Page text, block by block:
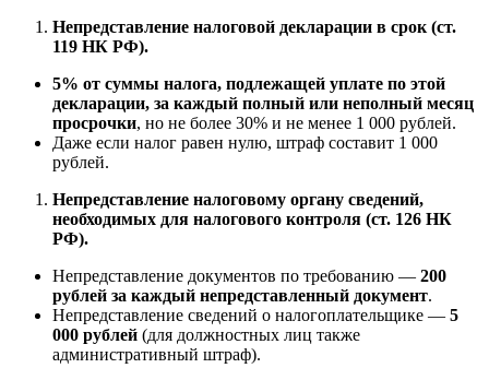
Непредставление налоговой декларации в срок (ст.
119 НК РФ).
5% от суммы налога, подлежащей уплате по этой
декларации, за каждый полный или неполный месяц
просрочки, но не более 30% и не менее 1 000 рублей.
Даже если налог равен нулю, штраф составит 1 000
рублей.
Непредставление налоговому органу сведений,
необходимых для налогового контроля (ст. 126 НК
РФ).
Непредставление документов по требованию — 200
рублей за каждый непредставленный документ.
Непредставление сведений о налогоплательщике — 5
000 рублей (для должностных лиц также
административный штраф).